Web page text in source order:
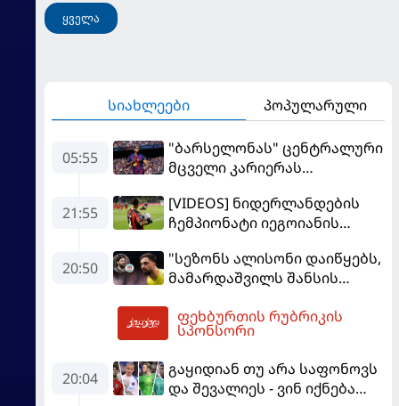
ყველა
სიახლეები პოპულარული
05:55
"ბარსელონას" ცენტრალური
მცველი კარიერას
გააგრძელებს
21:55
[VIDEOS] ნიდერლანდების
ჩემპიონატი იეგოიანის
MVP გახდა
20:50
"სეზონს ალისონი დაიწყებს,
მამარდაშვილს შანსის
მოთმინება სჭირდება,
რომელსაც 100%-ით
"ლივერპულის" ყოფილმა
მეკარემ
ფეხბურთის რუბრიკის
სპონსორი
20:04
გაყიდიან თუ არა საფონოვს
და შევალიეს - ვინ იქნება